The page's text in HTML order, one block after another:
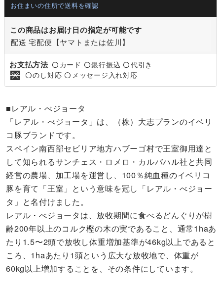
お住まいの住所で送料を確認
この商品はお届け日の指定が可能です
配送 宅配便【ヤマトまたは佐川】
お支払方法 〇 カード 〇銀行振込 〇代引き
〇のし対応 〇 メッセージ入れ対応
■レアル・べジョータ
「レアル・べジョータ」は、（株）大志プランのイベリ
コ豚ブランドです。
スペイン南西部セビリア地方ハブーゴ村で王室御用達と
して知られるサンチェス・ロメロ・カルバハル社と共同
経営の農場、加工場を運営し、100％純血種のイベリコ
豚を育て「王室」という意味を冠し「レアル・べジョー
タ」と名付けました。
レアル・べジョータは、放牧期間に食べるどんぐりが樹
齢200年以上のコルク樫の木の実であること、通常1haあ
たり1.5〜2頭で放牧し体重増加基準が46kg以上であると
ころ、1haあたり1頭という広大な放牧地で、体重が
60kg以上増加することを、その条件にしています。